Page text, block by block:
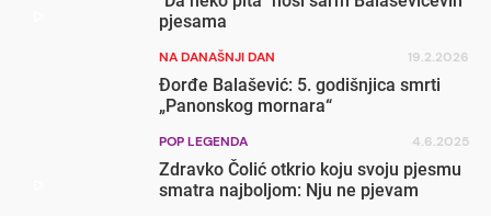
pjesama
NA DANAŠNJI DAN 19.2.2026
Đorđe Balašević: 5. godišnjica smrti
„Panonskog mornara“
POP LEGENDA 4.6.2025
Zdravko Čolić otkrio koju svoju pjesmu
smatra najboljom: Nju ne pjevam